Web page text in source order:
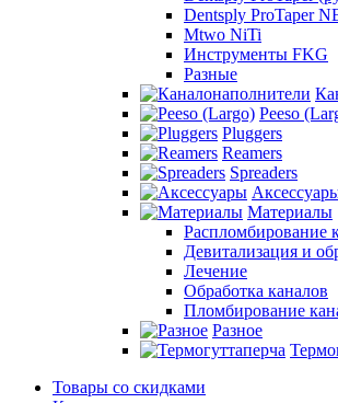
Dentsply ProTaper
Mtwo NiTi
Инструменты FKG
Разные
Peeso
Pluggers
Reamers
Spreaders
Материалы
Распломбирование
Девитализация и
Лечение
Обработка каналов
Пломбирование
Разное
Товары со скидками